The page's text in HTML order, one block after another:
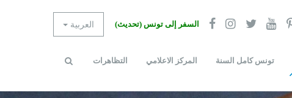
العربية السفر إلى تونس (تحديث)
تونس كامل السنة المركز الاعلامي التظاهرات
استمارة